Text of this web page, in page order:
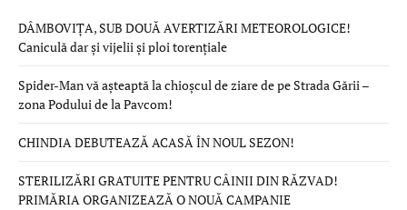
DÂMBOVIȚA, SUB DOUĂ AVERTIZĂRI METEOROLOGICE!
Caniculă dar și vijelii și ploi torențiale
Spider-Man vă așteaptă la chioșcul de ziare de pe Strada Gării –
zona Podului de la Pavcom!
CHINDIA DEBUTEAZĂ ACASĂ ÎN NOUL SEZON!
STERILIZĂRI GRATUITE PENTRU CÂINII DIN RĂZVAD!
PRIMĂRIA ORGANIZEAZĂ O NOUĂ CAMPANIE